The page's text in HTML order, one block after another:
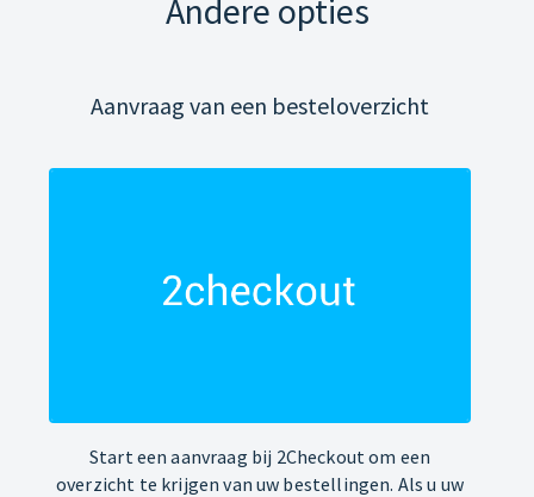
Andere opties
Aanvraag van een besteloverzicht
Start een aanvraag bij 2Checkout om een
overzicht te krijgen van uw bestellingen. Als u uw